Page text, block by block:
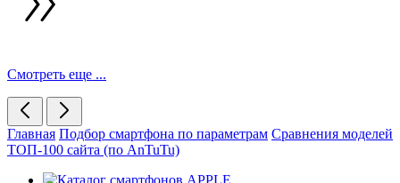
Смотреть еще ...
Главная Подбор смартфона по параметрам Сравнения моделей
ТОП-100 сайта (по AnTuTu)